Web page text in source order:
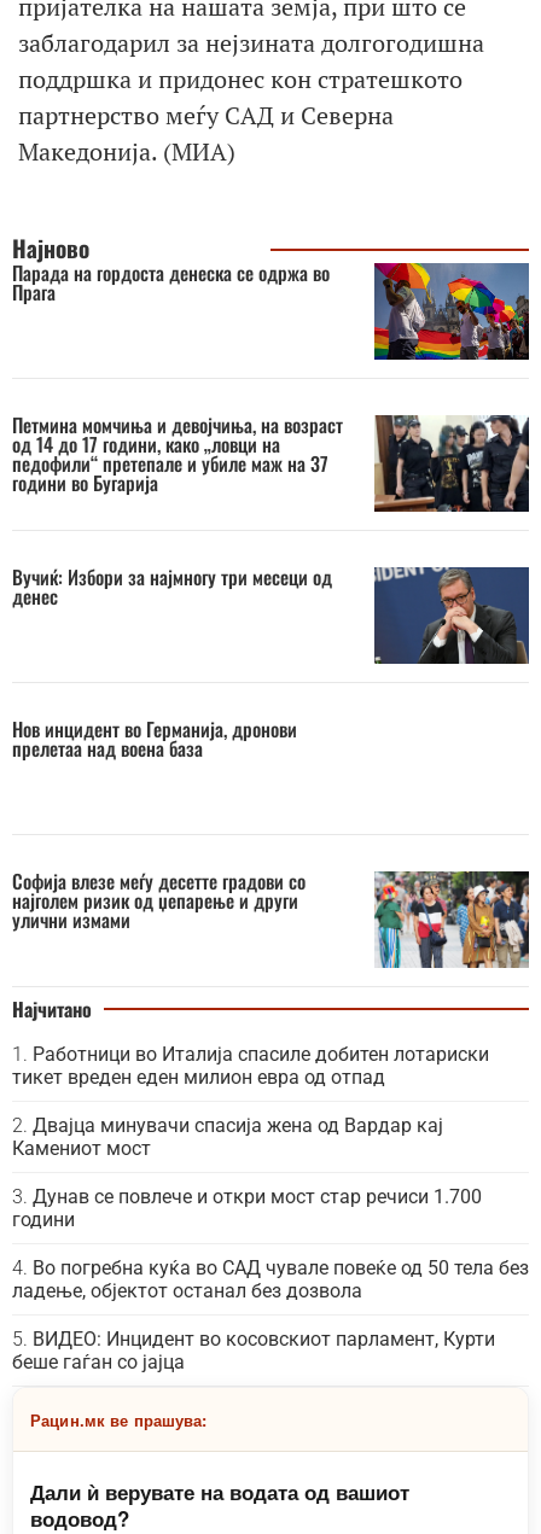
пријателка на нашата земја, при што се
заблагодарил за нејзината долгогодишна
поддршка и придонес кон стратешкото
партнерство меѓу САД и Северна
Македонија. (МИА)
Најново
Парада на гордоста денеска се одржа во
Прага
Петмина момчиња и девојчиња, на возраст
од 14 до 17 години, како „ловци на
педофили“ претепале и убиле маж на 37
години во Бугарија
Вучиќ: Избори за најмногу три месеци од
денес
Нов инцидент во Германија, дронови
прелетаа над воена база
Софија влезе меѓу десетте градови со
најголем ризик од џепарење и други
улични измами
Најчитано
Работници во Италија спасиле добитен лотариски
тикет вреден еден милион евра од отпад
Двајца минувачи спасија жена од Вардар кај
Камениот мост
Дунав се повлече и откри мост стар речиси 1.700
години
Во погребна куќа во САД чувале повеќе од 50 тела без
ладење, објектот останал без дозвола
ВИДЕО: Инцидент во косовскиот парламент, Курти
беше гаѓан со јајца
Рацин.мк ве прашува:
Дали ѝ верувате на водата од вашиот
водовод?